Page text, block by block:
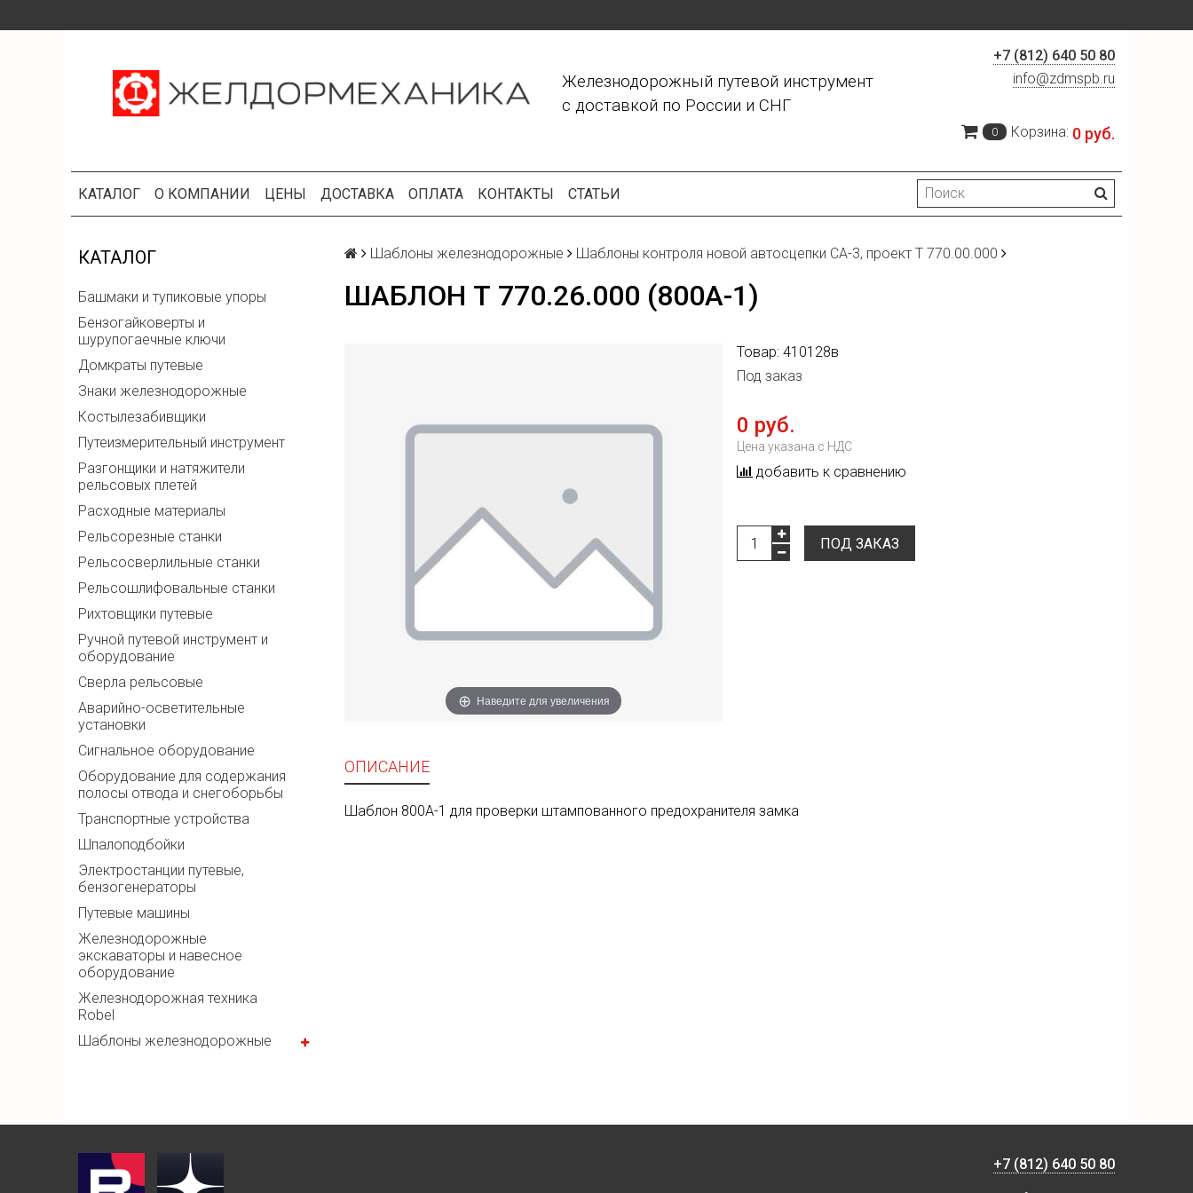
Железнодорожный путевой инструмент
с доставкой по России и СНГ
+7 (812) 640 50 80
info@zdmspb.ru
0 Корзина: 0 руб.
КАТАЛОГ О КОМПАНИИ ЦЕНЫ ДОСТАВКА ОПЛАТА КОНТАКТЫ СТАТЬИ
КАТАЛОГ
Башмаки и тупиковые упоры
Бензогайковерты и
шурупогаечные ключи
Домкраты путевые
Знаки железнодорожные
Костылезабивщики
Путеизмерительный инструмент
Разгонщики и натяжители
рельсовых плетей
Расходные материалы
Рельсорезные станки
Рельсосверлильные станки
Рельсошлифовальные станки
Рихтовщики путевые
Ручной путевой инструмент и
оборудование
Сверла рельсовые
Аварийно-осветительные
установки
Сигнальное оборудование
Оборудование для содержания
полосы отвода и снегоборьбы
Транспортные устройства
Шпалоподбойки
Электростанции путевые,
бензогенераторы
Путевые машины
Железнодорожные
экскаваторы и навесное
оборудование
Железнодорожная техника
Robel
Шаблоны железнодорожные
Шаблоны железнодорожные Шаблоны контроля новой автосцепки СА-3, проект Т 770.00.000
ШАБЛОН Т 770.26.000 (800А-1)
Наведите для увеличения
Товар: 410128в
Под заказ
0 руб.
Цена указана с НДС
добавить к сравнению
ПОД ЗАКАЗ
ОПИСАНИЕ
Шаблон 800А-1 для проверки штампованного предохранителя замка
+7 (812) 640 50 80